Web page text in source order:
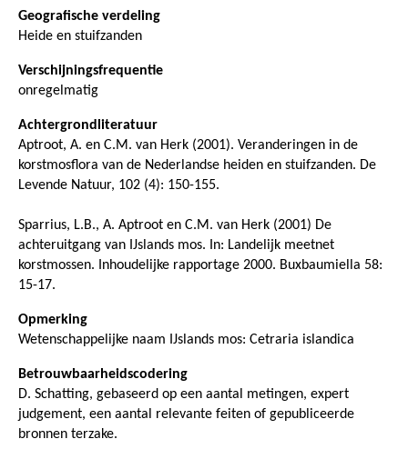
Geografische verdeling
Heide en stuifzanden
Verschijningsfrequentie
onregelmatig
Achtergrondliteratuur
Aptroot, A. en C.M. van Herk (2001). Veranderingen in de
korstmosflora van de Nederlandse heiden en stuifzanden. De
Levende Natuur, 102 (4): 150-155.
Sparrius, L.B., A. Aptroot en C.M. van Herk (2001) De
achteruitgang van IJslands mos. In: Landelijk meetnet
korstmossen. Inhoudelijke rapportage 2000. Buxbaumiella 58:
15-17.
Opmerking
Wetenschappelijke naam IJslands mos: Cetraria islandica
Betrouwbaarheidscodering
D. Schatting, gebaseerd op een aantal metingen, expert
judgement, een aantal relevante feiten of gepubliceerde
bronnen terzake.